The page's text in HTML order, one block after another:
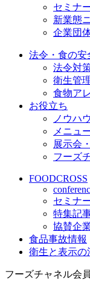
セミナ
新業態
企業団
法令・食の安
法令対
衛生管
食物ア
お役立ち
ノウハ
メニュ
展示会
フーズ
FOODCROSS
セミナ
特集記
協賛企
食品事故情報
衛生と表示の
フーズチャネル会